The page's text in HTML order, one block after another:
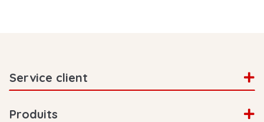
Service client
Produits